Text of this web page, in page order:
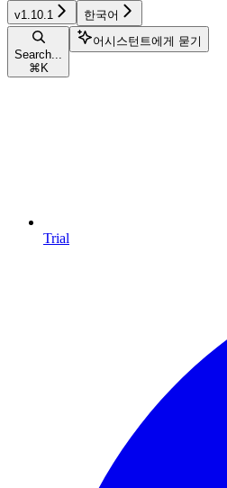
v1.10.1 한국어
Search...
⌘ K
어시스턴트에게 묻기
Trial